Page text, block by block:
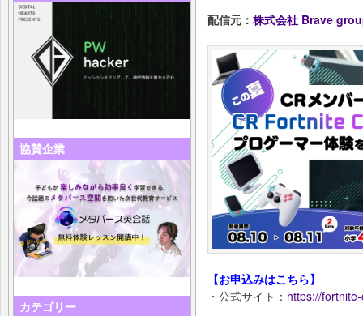
協賛企業
カテゴリー
配信元： 株式会社 Brave
【お申込みはこちら】
・公式サイト： https://